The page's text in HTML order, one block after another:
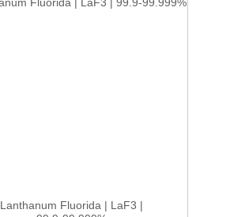
Lanthanum Fluorida | LaF3 |